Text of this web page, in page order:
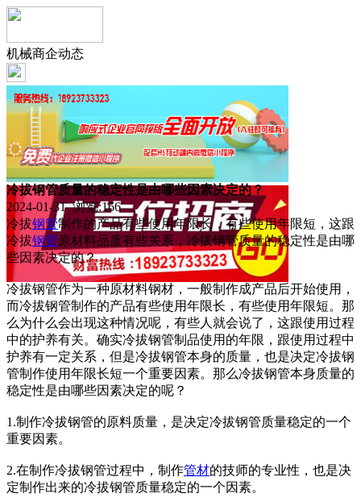
机械商企动态
冷拔钢管质量的稳定性是由哪些因素决定的？
2024-01-31 浏览:166
冷拔钢管制作的产品有些使用年限长，有些使用年限短，这跟
冷拔钢管原材料品质有些关系，冷拔钢管质量的稳定性是由哪
些因素决定的？
冷拔钢管作为一种原材料钢材，一般制作成产品后开始使用，
而冷拔钢管制作的产品有些使用年限长，有些使用年限短。那
么为什么会出现这种情况呢，有些人就会说了，这跟使用过程
中的护养有关。确实冷拔钢管制品使用的年限，跟使用过程中
护养有一定关系，但是冷拔钢管本身的质量，也是决定冷拔钢
管制作使用年限长短一个重要因素。那么冷拔钢管本身质量的
稳定性是由哪些因素决定的呢？
1.制作冷拔钢管的原料质量，是决定冷拔钢管质量稳定的一个
重要因素。
2.在制作冷拔钢管过程中，制作管材的技师的专业性，也是决
定制作出来的冷拔钢管质量稳定的一个因素。